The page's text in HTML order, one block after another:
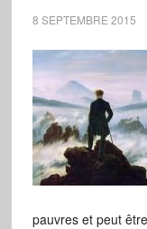
8 SEPTEMBRE 2015
pauvres et peut